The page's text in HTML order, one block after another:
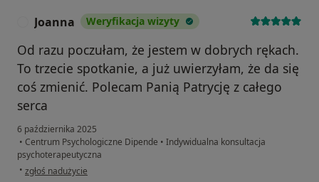
Joanna Weryfikacja wizyty
Od razu poczułam, że jestem w dobrych rękach.
To trzecie spotkanie, a już uwierzyłam, że da się
coś zmienić. Polecam Panią Patrycję z całego
serca
6 października 2025
• Centrum Psychologiczne Dipende • Indywidualna konsultacja
psychoterapeutyczna
• w opinii użytkownika Joanna
zgłoś nadużycie